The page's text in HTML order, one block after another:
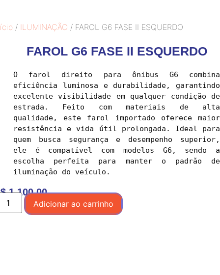
/ ILUMINAÇÃO / FAROL G6 FASE II ESQUERDO
FAROL G6 FASE II ESQUERDO
O farol direito para ônibus G6 combina
eficiência luminosa e durabilidade, garantindo
excelente visibilidade em qualquer condição de
estrada. Feito com materiais de alta
qualidade, este farol importado oferece maior
resistência e vida útil prolongada. Ideal para
quem busca segurança e desempenho superior,
ele é compatível com modelos G6, sendo a
escolha perfeita para manter o padrão de
1.100,00
Adicionar ao carrinho